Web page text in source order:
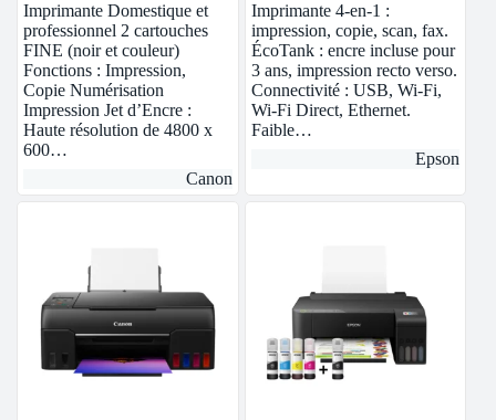
Imprimante Domestique et
professionnel 2 cartouches
FINE (noir et couleur)
Fonctions : Impression,
Copie Numérisation
Impression Jet d’Encre :
Haute résolution de 4800 x
600…
Canon
Imprimante 4-en-1 :
impression, copie, scan, fax.
ÉcoTank : encre incluse pour
3 ans, impression recto verso.
Connectivité : USB, Wi-Fi,
Wi-Fi Direct, Ethernet.
Faible…
Epson